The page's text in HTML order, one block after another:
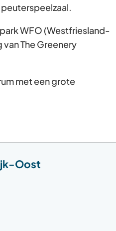
WFO (Westfriesland-
The Greenery
met een grote
Oost